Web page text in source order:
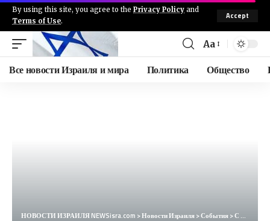
By using this site, you agree to the Privacy Policy and
Terms of Use.
Accept
Aa
Все новости Израиля и мира Политика Общество
НОВОСТИ ИЗРАИЛЯ NEWSisra.com >Новости Израиля>События>С места падения в Кирьят-Шмоне. Видео присланное Алексом Гейнером, жителем Кирьят Шмоне. #интеллинью